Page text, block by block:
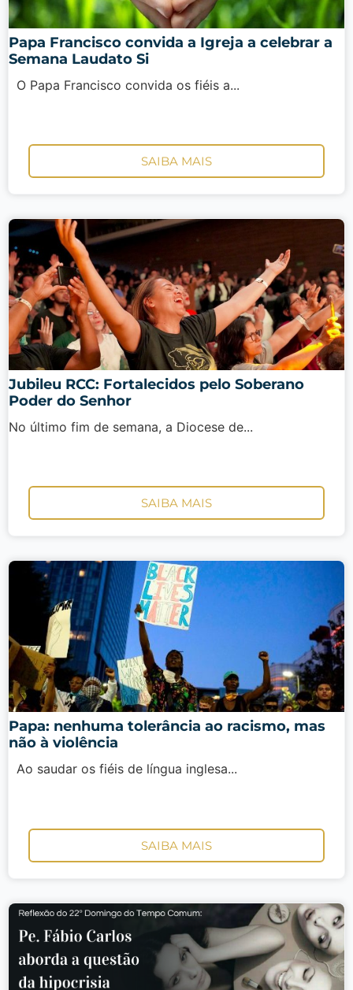
Papa Francisco convida a Igreja a celebrar a
Semana Laudato Si
O Papa Francisco convida os fiéis a...
SAIBA MAIS
Jubileu RCC: Fortalecidos pelo Soberano
Poder do Senhor
No último fim de semana, a Diocese de...
SAIBA MAIS
Papa: nenhuma tolerância ao racismo, mas
não à violência
Ao saudar os fiéis de língua inglesa...
SAIBA MAIS